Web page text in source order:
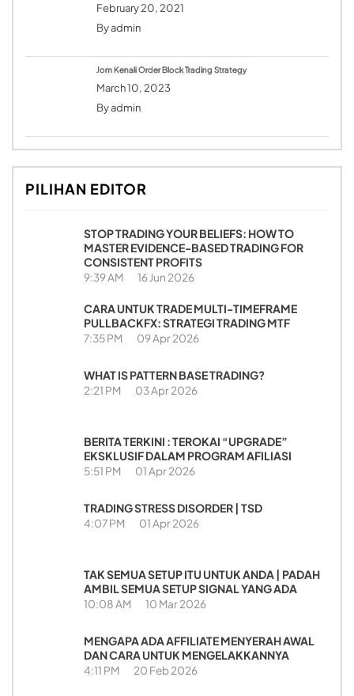
February 20, 2021
Byadmin
Jom Kenali Order Block Trading Strategy
March 10, 2023
Byadmin
PILIHAN EDITOR
STOP TRADING YOUR BELIEFS: HOW TO
MASTER EVIDENCE-BASED TRADING FOR
CONSISTENT PROFITS
9:39 AM 16 Jun 2026
CARA UNTUK TRADE MULTI-TIMEFRAME
PULLBACKFX: STRATEGI TRADING MTF
7:35 PM 09 Apr 2026
WHAT IS PATTERN BASE TRADING?
2:21 PM 03 Apr 2026
BERITA TERKINI : TEROKAI “UPGRADE”
EKSKLUSIF DALAM PROGRAM AFILIASI
5:51 PM 01 Apr 2026
TRADING STRESS DISORDER | TSD
4:07 PM 01 Apr 2026
TAK SEMUA SETUP ITU UNTUK ANDA | PADAH
AMBIL SEMUA SETUP SIGNAL YANG ADA
10:08 AM 10 Mar 2026
MENGAPA ADA AFFILIATE MENYERAH AWAL
DAN CARA UNTUK MENGELAKKANNYA
4:11 PM 20 Feb 2026